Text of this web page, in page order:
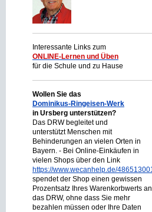
Interessante Links zum
ONLINE-Lernen und Üben
für die Schule und zu Hause
Wollen Sie das
Dominikus-Ringeisen-Werk
in Ursberg unterstützen?
Das DRW begleitet und
unterstützt Menschen mit
Behinderungen an vielen Orten in
Bayern. - Bei Online-Einkäufen in
vielen Shops über den Link
https://www.wecanhelp.de/
spendet der Shop einen gewissen
Prozentsatz Ihres Warenkorbwerts an
das DRW, ohne dass Sie mehr
bezahlen müssen oder Ihre Daten